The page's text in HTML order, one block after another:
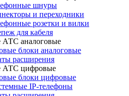
шнуры
и переходники
розетки и вилки
для кабеля
аналоговые
блоки аналоговые
расширения
АТС цифровые
блоки цифровые
IP-телефоны